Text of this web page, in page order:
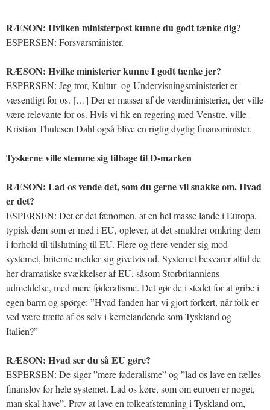
RÆSON: Hvilken ministerpost kunne du godt tænke dig?
ESPERSEN: Forsvarsminister.
RÆSON: Hvilke ministerier kunne I godt tænke jer?
ESPERSEN: Jeg tror, Kultur- og Undervisningsministeriet er
væsentligt for os. […] Der er masser af de værdiministerier, der ville
være relevante for os. Hvis vi fik en regering med Venstre, ville
Kristian Thulesen Dahl også blive en rigtig dygtig finansminister.
Tyskerne ville stemme sig tilbage til D-marken
RÆSON: Lad os vende det, som du gerne vil snakke om. Hvad
er det?
ESPERSEN: Det er det fænomen, at en hel masse lande i Europa,
typisk dem som er med i EU, oplever, at det smuldrer omkring dem
i forhold til tilslutning til EU. Flere og flere vender sig mod
systemet, briterne melder sig givetvis ud. Systemet besvarer altid de
her dramatiske svækkelser af EU, såsom Storbritanniens
udmeldelse, med mere føderalisme. Det gør de i stedet for at gribe i
egen barm og spørge: ”Hvad fanden har vi gjort forkert, når folk er
ved være trætte af os selv i kernelandende som Tyskland og
Italien?”
RÆSON: Hvad ser du så EU gøre?
ESPERSEN: De siger ”mere føderalisme” og ”lad os lave en fælles
finanslov for hele systemet. Lad os køre, som om euroen er noget,
man skal have”. Prøv at lave en folkeafstemning i Tyskland om,